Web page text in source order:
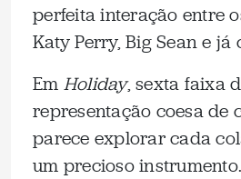
perfeita interação entre
Katy Perry, Big Sean e
Em Holiday, sexta faixa
representação coesa de
parece explorar cada
um precioso